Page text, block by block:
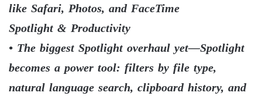
like Safari, Photos, and FaceTime
Spotlight & Productivity
• The biggest Spotlight overhaul yet—Spotlight
becomes a power tool: filters by file type,
natural language search, clipboard history, and